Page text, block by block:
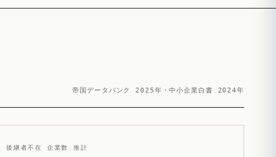
帝国データバンク 2025年・中小企業白書 2024年
後継者不在 企業数 推計